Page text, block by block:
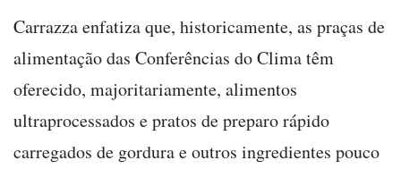
Carrazza enfatiza que, historicamente, as praças de
alimentação das Conferências do Clima têm
oferecido, majoritariamente, alimentos
ultraprocessados e pratos de preparo rápido
carregados de gordura e outros ingredientes pouco